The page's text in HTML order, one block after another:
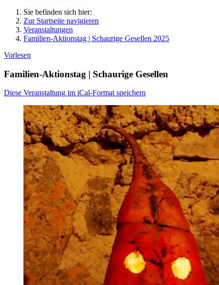
Sie befinden sich hier:
Zur Startseite navigieren
Veranstaltungen
Familien-Aktionstag | Schaurige Gesellen 2025
Vorlesen
Familien-Aktionstag | Schaurige Gesellen
Diese Veranstaltung im iCal-Format speichern